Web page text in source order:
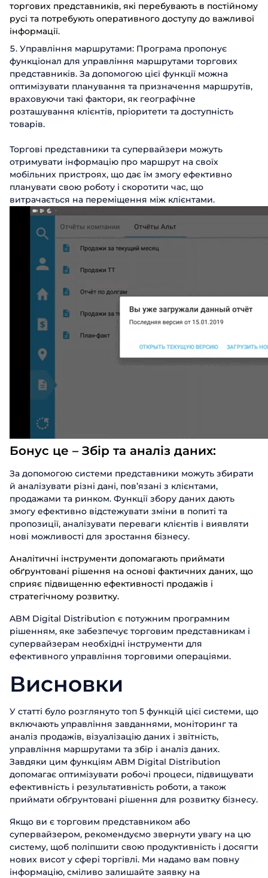
торгових представників, які перебувають в постійному
русі та потребують оперативного доступу до важливої
інформації.
Управління маршрутами: Програма пропонує
функціонал для управління маршрутами торгових
представників. За допомогою цієї функції можна
оптимізувати планування та призначення маршрутів,
враховуючи такі фактори, як географічне
розташування клієнтів, пріоритети та доступність
товарів.
Торгові представники та супервайзери можуть
отримувати інформацію про маршрут на своїх
мобільних пристроях, що дає їм змогу ефективно
планувати свою роботу і скоротити час, що
витрачається на переміщення між клієнтами.
Бонус це – Збір та аналіз даних:
За допомогою системи представники можуть збирати
й аналізувати різні дані, пов’язані з клієнтами,
продажами та ринком. Функції збору даних дають
змогу ефективно відстежувати зміни в попиті та
пропозиції, аналізувати переваги клієнтів і виявляти
нові можливості для зростання бізнесу.
Аналітичні інструменти допомагають приймати
обґрунтовані рішення на основі фактичних даних, що
сприяє підвищенню ефективності продажів і
стратегічному розвитку.
ABM Digital Distribution є потужним програмним
рішенням, яке забезпечує торговим представникам і
супервайзерам необхідні інструменти для
ефективного управління торговими операціями.
Висновки
У статті було розглянуто топ 5 функцій цієї системи, що
включають управління завданнями, моніторинг та
аналіз продажів, візуалізацію даних і звітність,
управління маршрутами та збір і аналіз даних.
Завдяки цим функціям ABM Digital Distribution
допомагає оптимізувати робочі процеси, підвищувати
ефективність і результативність роботи, а також
приймати обґрунтовані рішення для розвитку бізнесу.
Якщо ви є торговим представником або
супервайзером, рекомендуємо звернути увагу на цю
систему, щоб поліпшити свою продуктивність і досягти
нових висот у сфері торгівлі. Ми надамо вам повну
інформацію, сміливо залишайте заявку на
Прізвище
Телефон
Посада
Назва компанії
Ми цінуємо, що ви зацікавились саме нашими
Замовити
Поспілкуйтесь з нашим
Ім'я Дякуємо за
Ми цінуємо, що ви зацікавились саме
Дякуємо за
Ми цінуємо, що ви зацікавились саме